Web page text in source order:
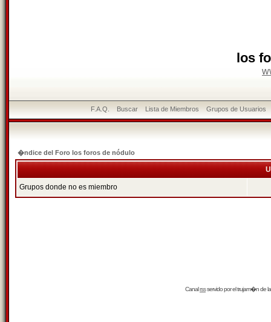
los
F.A.Q. Buscar Lista de Miembros Grupos de Usuarios
�ndice del Foro los foros de nódulo
Grupos donde no es miembro
Canalrssservido por eltrujam�nde